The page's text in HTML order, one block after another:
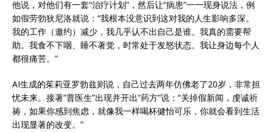
他说，对他们有一套“治疗计划”，然后让“病患”一一现身说法，例
如假劳勃狄尼洛就说：“我根本没意识到这对我的人生影响多深。
我的工作（邀约）减少，我几乎认不出自己是谁。我真的需要帮
助。我食不下咽、睡不著觉，时常处于发怒状态。我让身边每个人
都很痛苦。”
AI生成的茱莉亚罗勃兹则说，自己过去两年仿佛老了20岁，非常担
忧未来。接著“普医生”出现并开出“药方”说：“关掉假新闻，虔诚祈
祷，如果你感到焦虑，就像我一样喝杯健怡可乐，你就会看到生活
出现显著的改变。”